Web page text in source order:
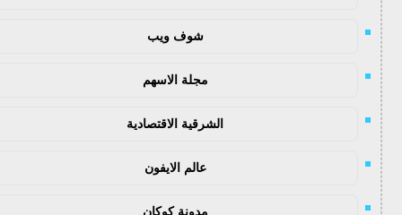
شوف ويب
مجلة الاسهم
الشرقية الاقتصادية
عالم الايفون
مدونة كوكان